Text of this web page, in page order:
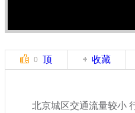
0 顶 收藏
北京城区交通流量较小